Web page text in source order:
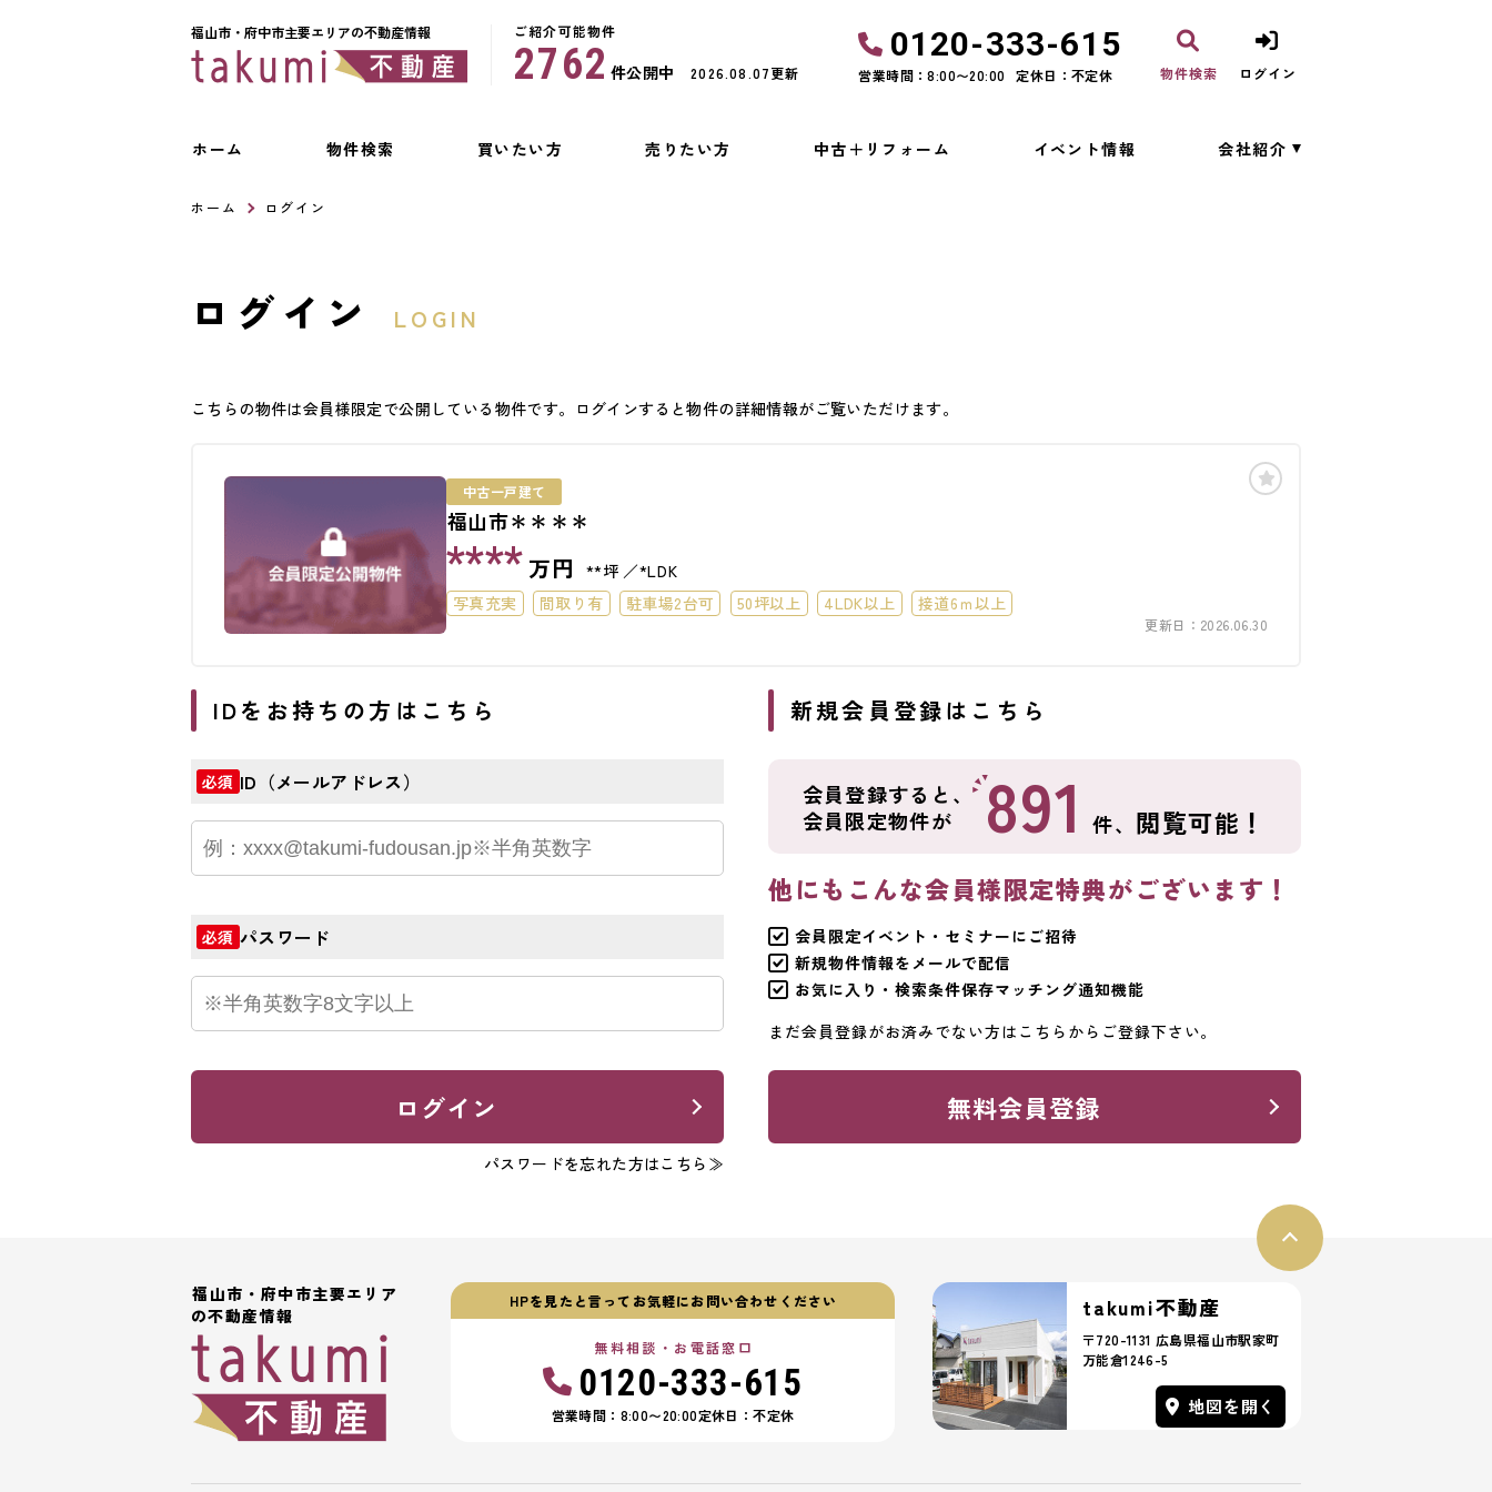
ご紹介可能物件
2762 件公開中 2026.08.07更新
福山市・府中市主要エリアの不動産情報 0120-333-615
営業時間：8:00〜20:00 定休日：不定休 物件検索 ログイン
ホーム 物件検索 買いたい方 売りたい方 中古＋リフォーム イベント情報 会社紹介
ホーム ログイン
ログイン LOGIN
こちらの物件は会員様限定で公開している物件です。ログインすると物件の詳細情報がご覧いただけます。
中古一戸建て
福山市＊＊＊＊
**** 万円 **坪
*LDK
写真充実
間取り有 駐車場2台可 50坪以上 4LDK以上
接道6ｍ以上
更新日：2026.06.30
IDをお持ちの方はこちら
必須 ID（メールアドレス）
必須 パスワード
ログイン
パスワードを忘れた方はこちら≫
新規会員登録はこちら
会員登録すると、
会員限定物件が
891 件、 閲覧可能！
他にもこんな会員様限定特典がございます！
会員限定イベント・セミナーにご招待
新規物件情報をメールで配信
お気に入り・検索条件保存マッチング通知機能
まだ会員登録がお済みでない方はこちらからご登録下さい。
無料会員登録
福山市・府中市主要エリア
の不動産情報
HPを見たと言ってお気軽にお問い合わせください
無料相談・お電話窓口
0120-333-615
営業時間：8:00〜20:00定休日：不定休
takumi不動産
〒720-1131 広島県福山市駅家町
万能倉1246-5
地図を開く